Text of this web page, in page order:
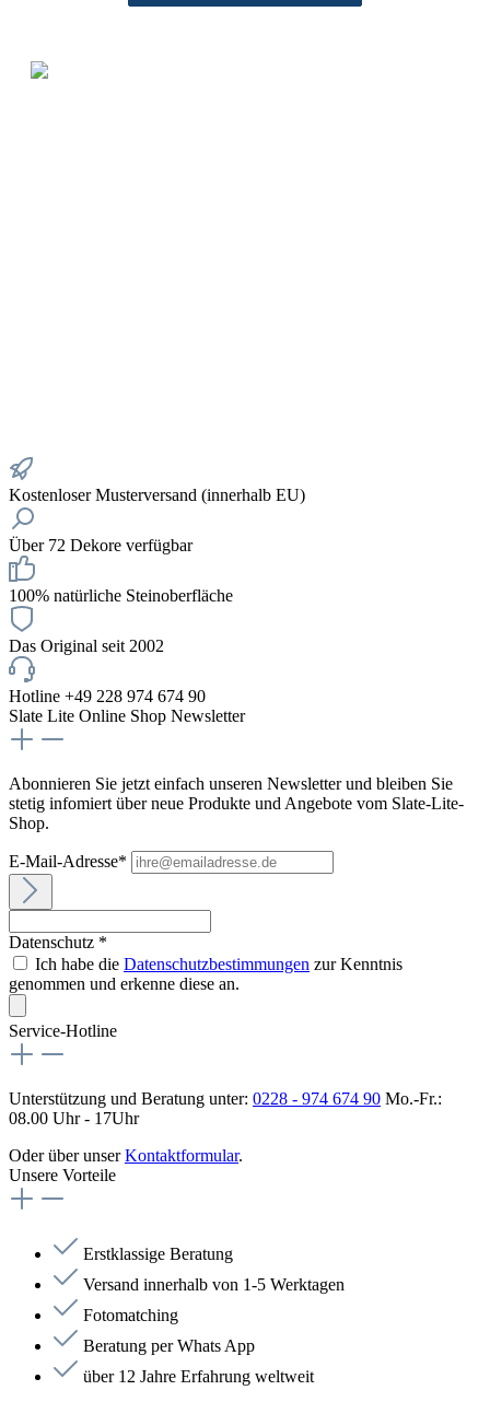
Kostenloser Musterversand (innerhalb EU)
Über 72 Dekore verfügbar
100% natürliche Steinoberfläche
Das Original seit 2002
Hotline +49 228 974 674 90
Slate Lite Online Shop Newsletter
Abonnieren Sie jetzt einfach unseren Newsletter und bleiben Sie
stetig infomiert über neue Produkte und Angebote vom Slate-Lite-
Shop.
E-Mail-Adresse*
Datenschutz *
Ich habe die Datenschutzbestimmungen zur Kenntnis
genommen und erkenne diese an.
Service-Hotline
Unterstützung und Beratung unter: 0228 - 974 674 90 Mo.-Fr.:
08.00 Uhr - 17Uhr
Oder über unserKontaktformular.
Unsere Vorteile
Erstklassige Beratung
Versand innerhalb von 1-5 Werktagen
Fotomatching
Beratung per Whats App
über 12 Jahre Erfahrung weltweit